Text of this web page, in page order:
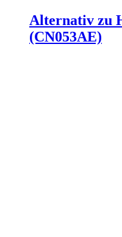
Alternativ zu
(CN053AE)